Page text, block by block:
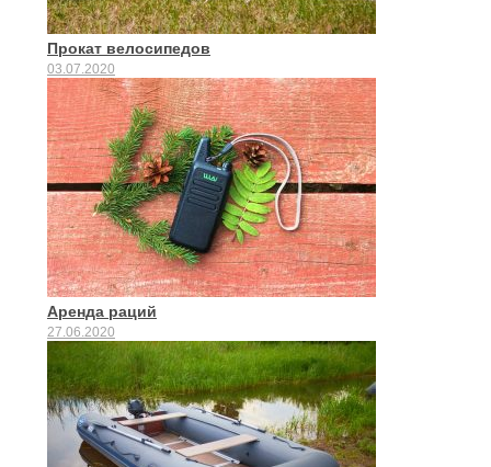
Прокат велосипедов
03.07.2020
Аренда раций
27.06.2020